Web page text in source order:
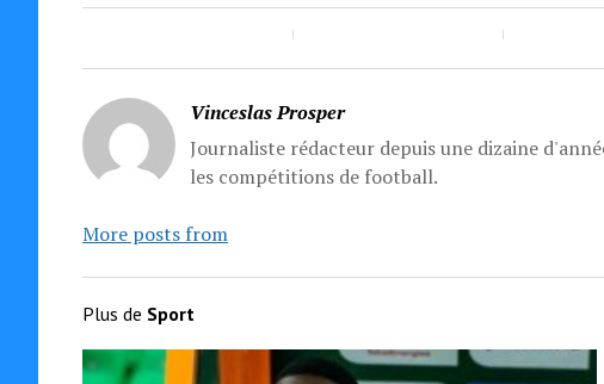
Vinceslas Prosper
Journaliste rédacteur depuis une dizaine
les compétitions de football.
More posts from
Plus de Sport